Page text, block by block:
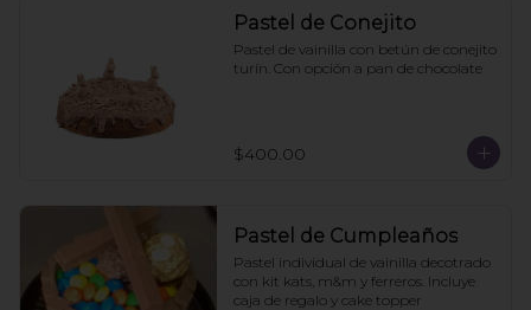
Pastel de Conejito
Pastel de vainilla con betún de conejito
turín. Con opción a pan de chocolate
$400.00
Pastel de Cumpleaños
Pastel individual de vainilla decotrado
con kit kats, m&m y ferreros. Incluye
caja de regalo y cake topper